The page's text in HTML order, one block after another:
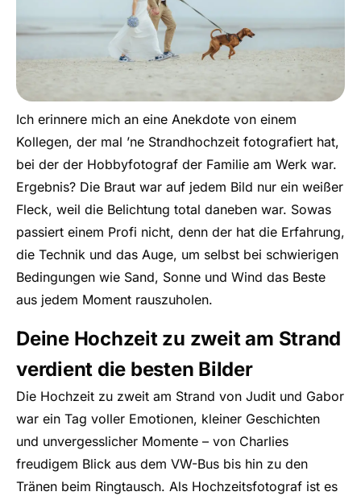
Ich erinnere mich an eine Anekdote von einem
Kollegen, der mal ’ne Strandhochzeit fotografiert hat,
bei der der Hobbyfotograf der Familie am Werk war.
Ergebnis? Die Braut war auf jedem Bild nur ein weißer
Fleck, weil die Belichtung total daneben war. Sowas
passiert einem Profi nicht, denn der hat die Erfahrung,
die Technik und das Auge, um selbst bei schwierigen
Bedingungen wie Sand, Sonne und Wind das Beste
aus jedem Moment rauszuholen.
Deine Hochzeit zu zweit am Strand
verdient die besten Bilder
Die Hochzeit zu zweit am Strand von Judit und Gabor
war ein Tag voller Emotionen, kleiner Geschichten
und unvergesslicher Momente – von Charlies
freudigem Blick aus dem VW-Bus bis hin zu den
Tränen beim Ringtausch. Als Hochzeitsfotograf ist es